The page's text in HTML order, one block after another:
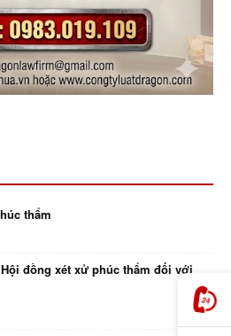
thẩm
đồng xét xử phúc thẩm đối với